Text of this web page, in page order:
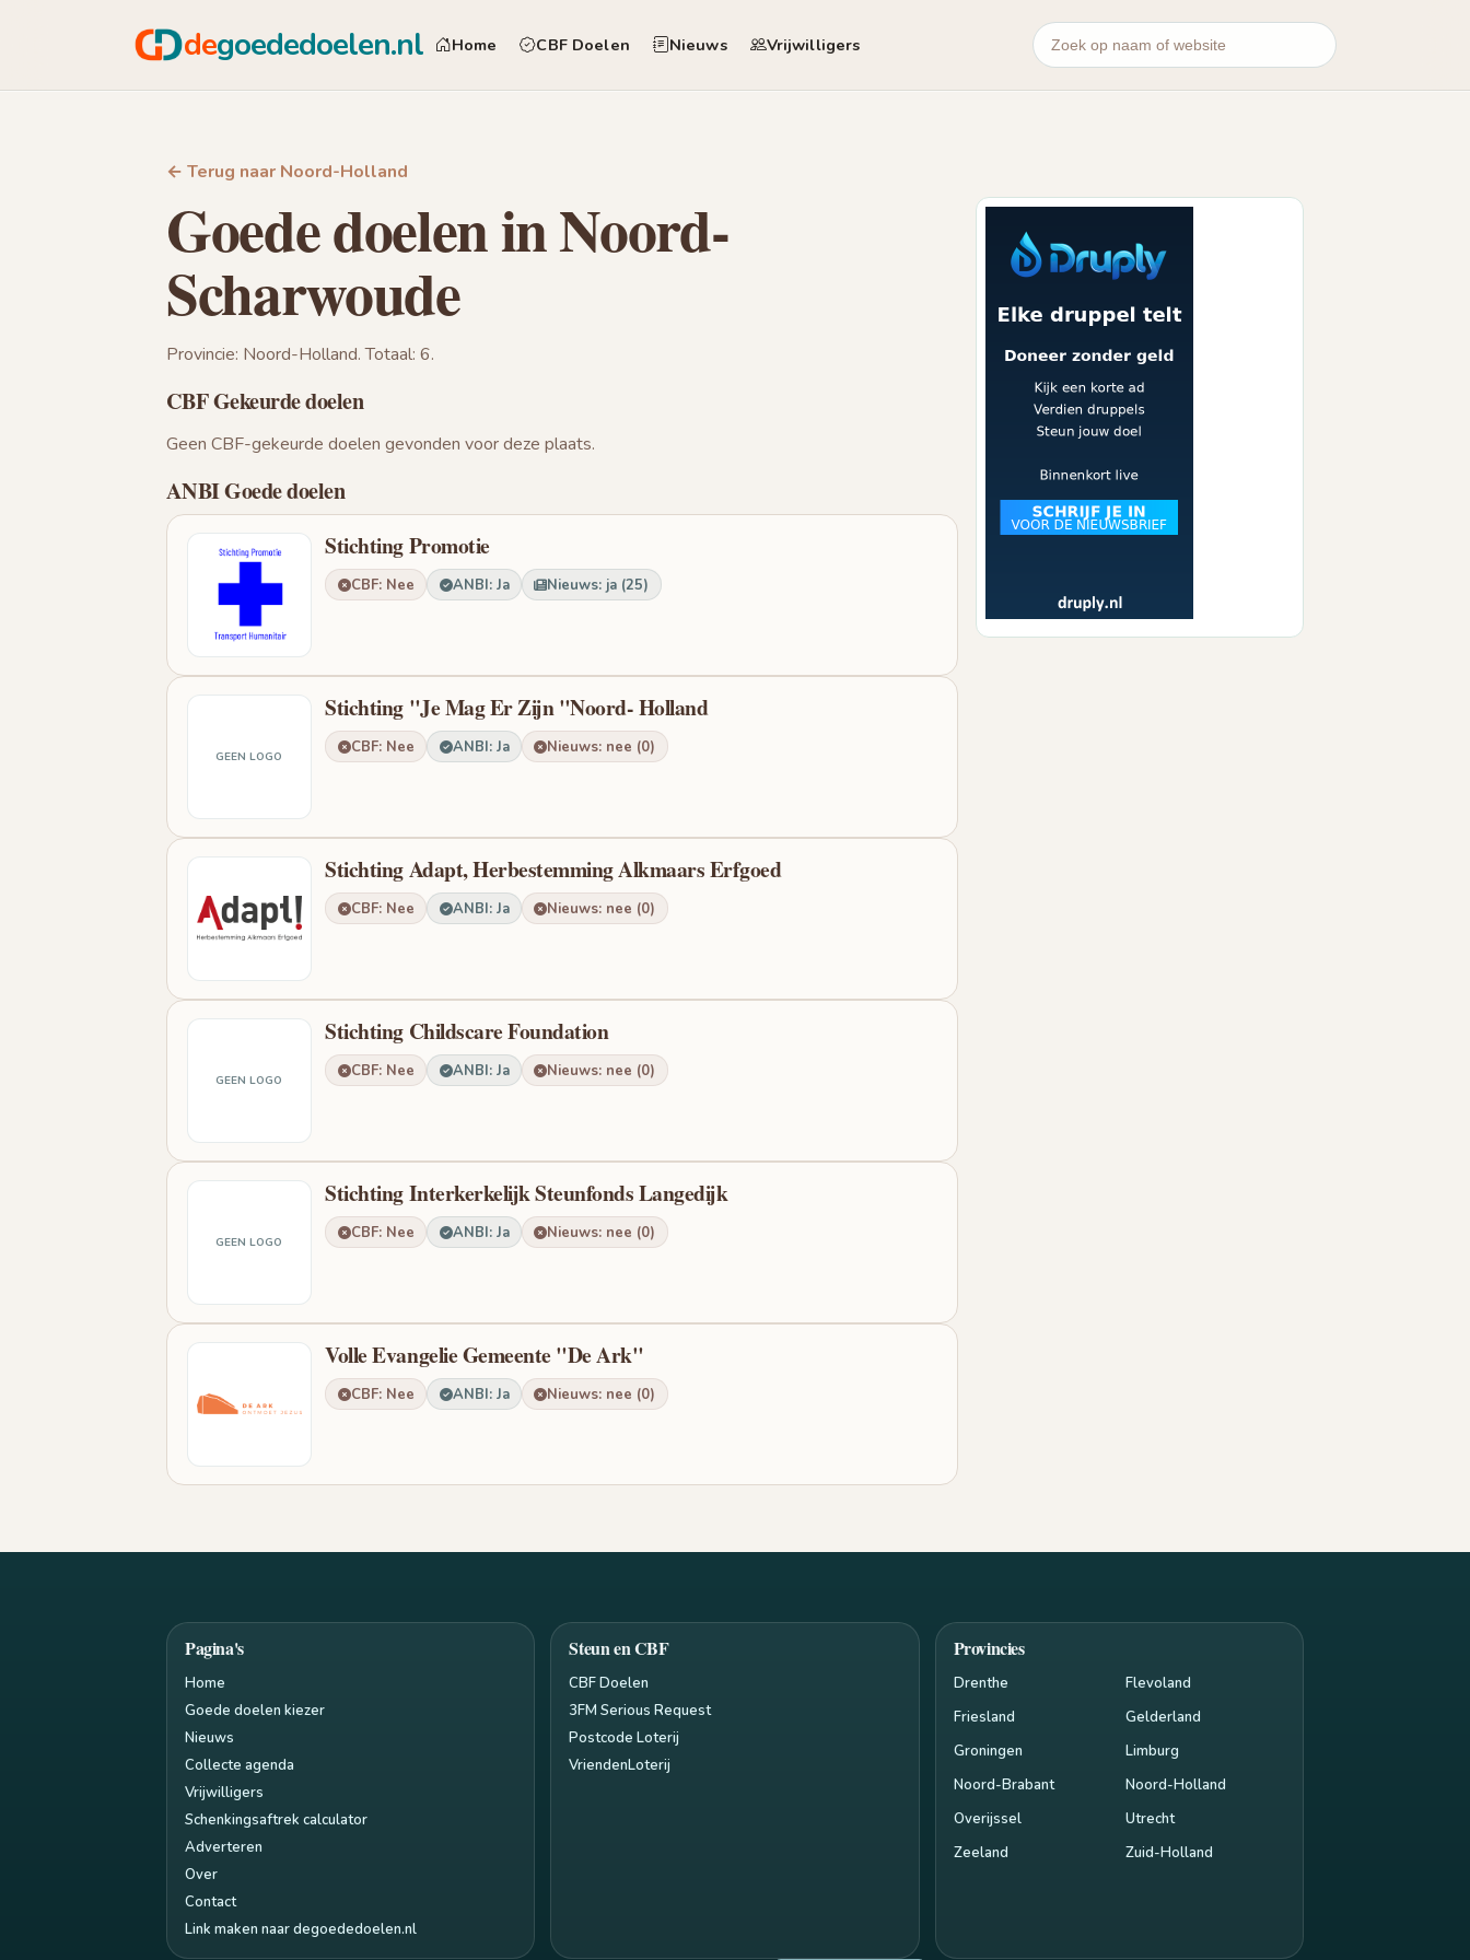
degoededoelen.nl Home CBF Doelen Nieuws Vrijwilligers
← Terug naar Noord-Holland
Goede doelen in Noord-
Scharwoude
Provincie: Noord-Holland. Totaal: 6.
CBF Gekeurde doelen
Geen CBF-gekeurde doelen gevonden voor deze plaats.
ANBI Goede doelen
Stichting Promotie
CBF: Nee ANBI: Ja Nieuws: ja (25)
GEEN LOGO
Stichting "Je Mag Er Zijn "Noord- Holland
CBF: Nee ANBI: Ja Nieuws: nee (0)
Stichting Adapt, Herbestemming Alkmaars Erfgoed
CBF: Nee ANBI: Ja Nieuws: nee (0)
GEEN LOGO
Stichting Childscare Foundation
CBF: Nee ANBI: Ja Nieuws: nee (0)
GEEN LOGO
Stichting Interkerkelijk Steunfonds Langedijk
CBF: Nee ANBI: Ja Nieuws: nee (0)
Volle Evangelie Gemeente "De Ark"
CBF: Nee ANBI: Ja Nieuws: nee (0)
Pagina's
Home
Goede doelen kiezer
Nieuws
Collecte agenda
Vrijwilligers
Schenkingsaftrek calculator
Adverteren
Over
Contact
Link maken naar degoededoelen.nl
Steun en CBF
CBF Doelen
3FM Serious Request
Postcode Loterij
VriendenLoterij
Provincies
Drenthe
Flevoland
Friesland
Gelderland
Groningen
Limburg
Noord-Brabant
Noord-Holland
Overijssel
Utrecht
Zeeland
Zuid-Holland